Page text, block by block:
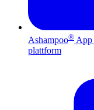
Ashampoo® App
plattform